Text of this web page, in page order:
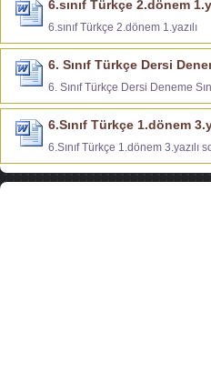
6.sınıf Türkçe 2.dönem
6.sınıf Türkçe 2.dönem 1.yazılı
6. Sınıf Türkçe Dersi
6. Sınıf Türkçe Dersi Deneme
6.Sınıf Türkçe 1.dönem
6.Sınıf Türkçe 1.dönem 3.yazılı